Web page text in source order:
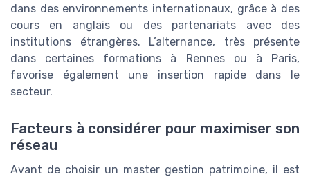
dans des environnements internationaux, grâce à des
cours en anglais ou des partenariats avec des
institutions étrangères. L’alternance, très présente
dans certaines formations à Rennes ou à Paris,
favorise également une insertion rapide dans le
secteur.
Facteurs à considérer pour maximiser son
réseau
Avant de choisir un master gestion patrimoine, il est